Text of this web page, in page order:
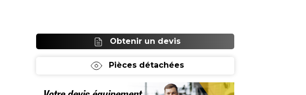
Obtenir un devis
Pièces détachées